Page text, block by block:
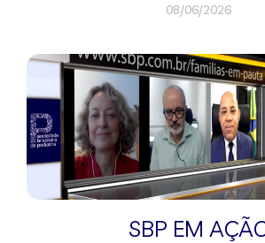
08/06/2026
SBP EM